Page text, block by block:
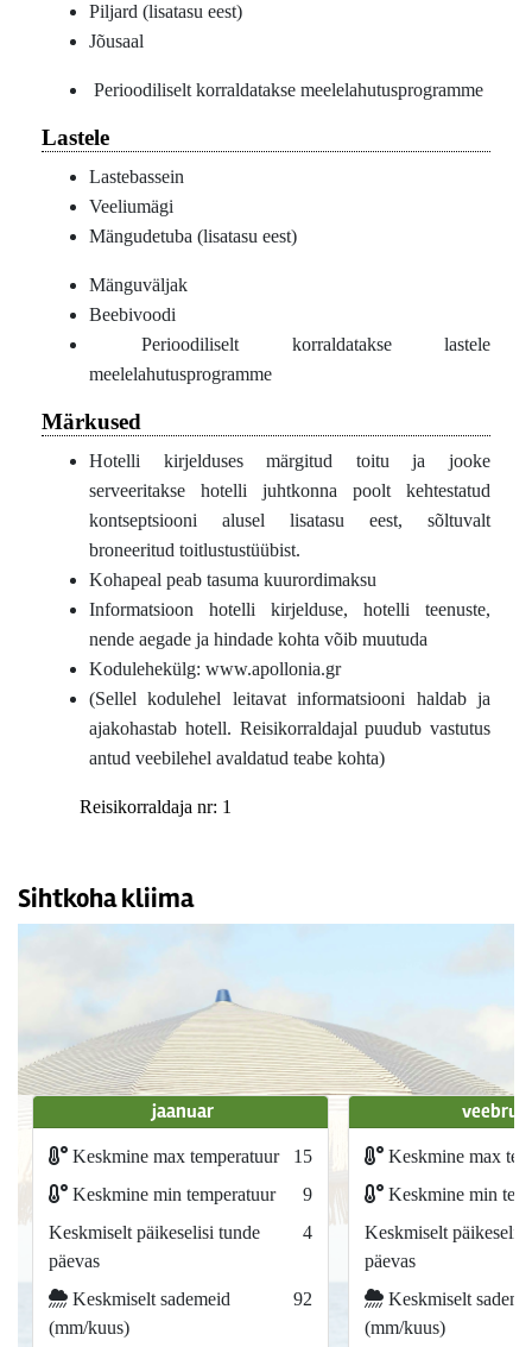
Piljard (lisatasu eest)
Jõusaal
Perioodiliselt korraldatakse meelelahutusprogramme
Lastele
Lastebassein
Veeliumägi
Mängudetuba (lisatasu eest)
Mänguväljak
Beebivoodi
Perioodiliselt korraldatakse lastele
meelelahutusprogramme
Märkused
Hotelli kirjelduses märgitud toitu ja jooke
serveeritakse hotelli juhtkonna poolt kehtestatud
kontseptsiooni alusel lisatasu eest, sõltuvalt
broneeritud toitlustustüübist.
Kohapeal peab tasuma kuurordimaksu
Informatsioon hotelli kirjelduse, hotelli teenuste,
nende aegade ja hindade kohta võib muutuda
Kodulehekülg: www.apollonia.gr
(Sellel kodulehel leitavat informatsiooni haldab ja
ajakohastab hotell. Reisikorraldajal puudub vastutus
antud veebilehel avaldatud teabe kohta)
Reisikorraldaja nr: 1
Sihtkoha kliima
jaanuar
Keskmine max temperatuur
15
Keskmine min temperatuur
9
Keskmiselt päikeselisi tunde
päevas
4
Keskmiselt sademeid
(mm/kuus)
92
Keskmine max
Keskmine min
Keskmiselt
päevas
Keskmiselt
(mm/kuus)